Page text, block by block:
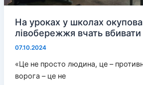
На уроках у школах
лівобережжя вчать вбивати
07.10.2024
«Це не просто людина, це –
ворога – це не